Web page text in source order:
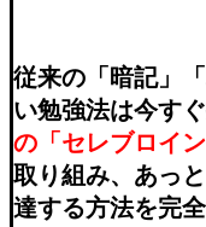
従来の「暗記」
い勉強法は今す
の「セレブロイ
取り組み、あっ
達する方法を完